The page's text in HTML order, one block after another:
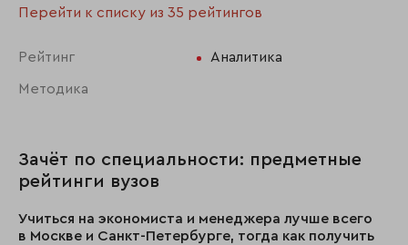
Перейти к списку из 35 рейтингов
Рейтинг Аналитика
Методика
Зачёт по специальности: предметные
рейтинги вузов
Учиться на экономиста и менеджера лучше всего
в Москве и Санкт-Петербурге, тогда как получить